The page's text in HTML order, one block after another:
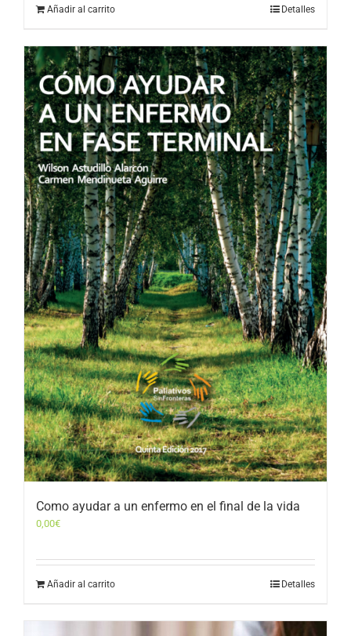
Añadir al carrito Detalles
Como ayudar a un enfermo en el final de la vida
0,00€
Añadir al carrito Detalles